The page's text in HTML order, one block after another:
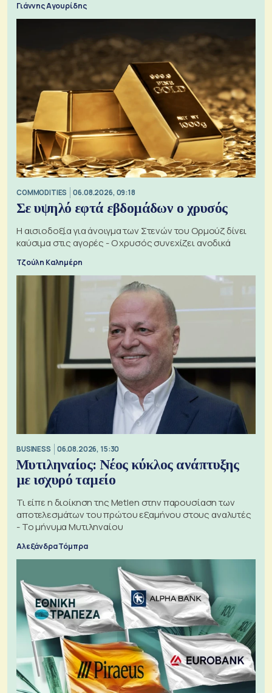
Γιάννης Αγουρίδης
COMMODITIES 06.08.2026, 09:18
Σε υψηλό εφτά εβδομάδων ο χρυσός
Η αισιοδοξία για άνοιγμα των Στενών του Ορμούζ δίνει
καύσιμα στις αγορές - Ο χρυσός συνεχίζει ανοδικά
Τζούλη Καλημέρη
BUSINESS 06.08.2026, 15:30
Μυτιληναίος: Νέος κύκλος ανάπτυξης
με ισχυρό ταμείο
Τι είπε η διοίκηση της Metlen στην παρουσίαση των
αποτελεσμάτων του πρώτου εξαμήνου στους αναλυτές
- Το μήνυμα Μυτιληναίου
Αλεξάνδρα Τόμπρα